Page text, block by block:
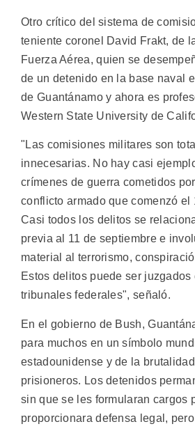
Otro crítico del sistema de
teniente coronel David Frakt, de
Fuerza Aérea, quien se
de un detenido en la base naval
de Guantánamo y ahora es
Western State University de
"Las comisiones militares son
innecesarias. No hay casi
crímenes de guerra cometidos
conflicto armado que comenzó el
Casi todos los delitos se
previa al 11 de septiembre e
material al terrorismo,
Estos delitos puede ser juzgados
tribunales federales", señaló.
En el gobierno de Bush,
para muchos en un símbolo
estadounidense y de la
prisioneros. Los detenidos
sin que se les formularan cargos
proporcionara defensa legal,